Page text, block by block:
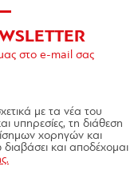
στο e-mail σας
με τα νέα του
υπηρεσίες, τη διάθεση
χορηγών και
και αποδέχομαι